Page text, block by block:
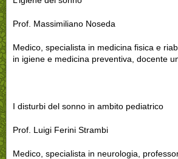
Prof. Massimiliano Noseda
Medico, specialista in medicina fisica e
in igiene e medicina preventiva, docente
I disturbi del sonno in ambito pediatrico
Prof. Luigi Ferini Strambi
Medico, specialista in neurologia,